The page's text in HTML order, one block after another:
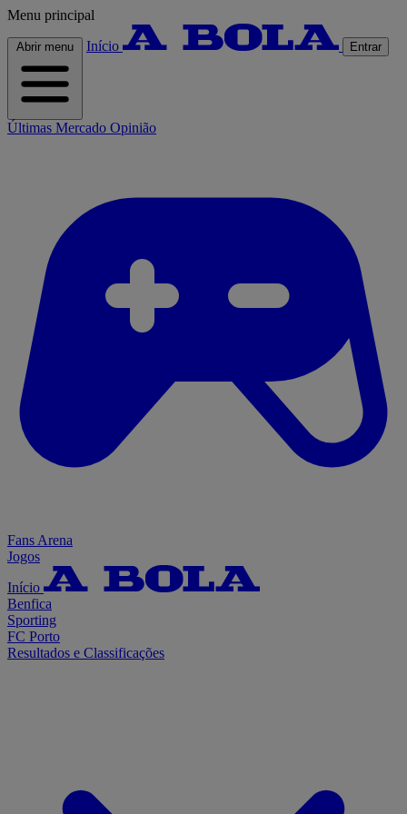
Menu principal
Abrir menu Início Entrar
Últimas Mercado Opinião
Fans Arena
Jogos
Início
Benfica
Sporting
FC Porto
Resultados e Classificações